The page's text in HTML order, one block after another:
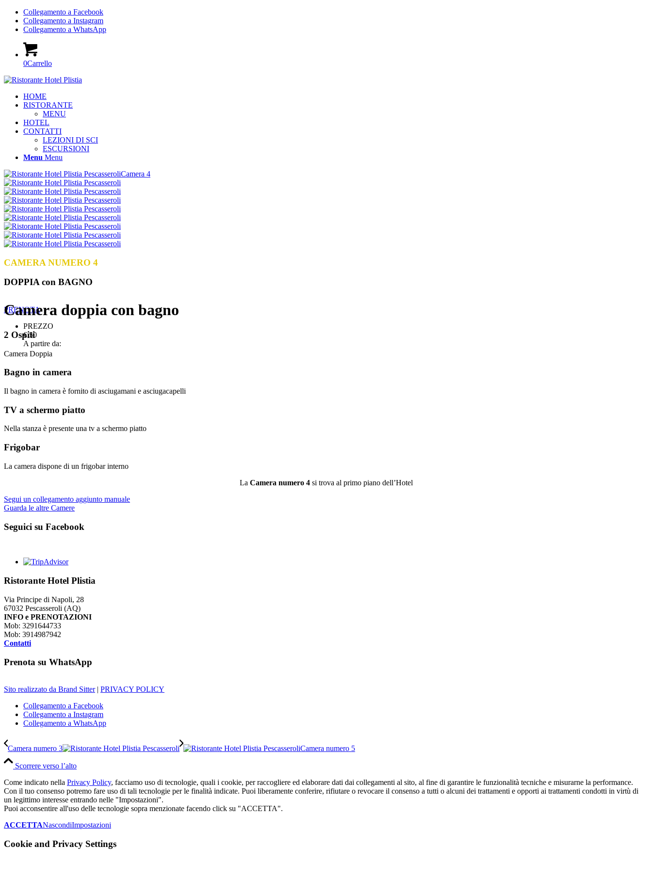
Collegamento a Facebook
Collegamento a Instagram
Collegamento a WhatsApp
0Carrello
HOME
RISTORANTE
MENU
HOTEL
CONTATTI
LEZIONI DI SCI
ESCURSIONI
Menu Menu
Camera 4
CAMERA NUMERO 4
DOPPIA con BAGNO
PRENOTA
PREZZO
€ 50
A partire da:
Camera doppia con bagno
2 Ospiti
Camera Doppia
Bagno in camera
Il bagno in camera è fornito di asciugamani e asciugacapelli
TV a schermo piatto
Nella stanza è presente una tv a schermo piatto
Frigobar
La camera dispone di un frigobar interno
La Camera numero 4si trova al primo piano dell’Hotel
Segui un collegamento aggiunto manuale
Guarda le altre Camere
Seguici su Facebook
Ristorante Hotel Plistia
Via Principe di Napoli, 28
67032 Pescasseroli (AQ)
INFO e PRENOTAZIONI
Mob: 3291644733
Mob: 3914987942
Contatti
Prenota su WhatsApp
Sito realizzato da Brand Sitter| PRIVACY POLICY
Collegamento a Facebook
Collegamento a Instagram
Collegamento a WhatsApp
Camera numero 3 Camera numero 5
Scorrere verso l’alto
Come indicato nella Privacy Policy, facciamo uso di tecnologie, quali i cookie, per raccogliere ed elaborare dati dai collegamenti al sito, al fine di garantire le funzionalità tecniche e misurarne la performance.
Con il tuo consenso potremo fare uso di tali tecnologie per le finalità indicate. Puoi liberamente conferire, rifiutare o revocare il consenso a tutti o alcuni dei trattamenti e opporti ai trattamenti condotti in virtù di
un legittimo interesse entrando nelle "Impostazioni".
Puoi acconsentire all'uso delle tecnologie sopra menzionate facendo click su "ACCETTA".
ACCETTANascondiImpostazioni
Cookie and Privacy Settings